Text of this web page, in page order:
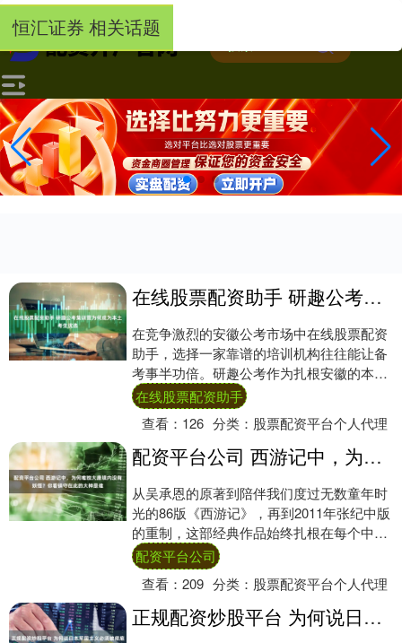
-->
恒汇证券 相关话题
在线股票配资助手 研趣公考集训营为何成为本土考生优选
在竞争激烈的安徽公考市场中在线股票配资
助手，选择一家靠谱的培训机构往往能让备
考事半功倍。研趣公考作为扎根安徽的本土
标杆机构，凭借其“在线+集训”的融合模式与
极致....
在线股票配资助手
查看： 126 分类： 股票配资平台个人代理
配资平台公司 西游记中，为何唯独大唐境内没有妖怪？你看镇守在此的大神是谁
从吴承恩的原著到陪伴我们度过无数童年时
光的86版《西游记》，再到2011年张纪中版
的重制，这部经典作品始终扎根在每个中国
人心中。记忆中的《西游记》，总是与师徒
四....
配资平台公司
查看：209 分类： 股票配资平台个人代理
正规配资炒股平台 为何说日本军国主义必须被彻底清算！